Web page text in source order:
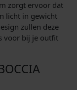
zorgt ervoor dat
licht in gewicht
zullen deze
voor bij je outfit